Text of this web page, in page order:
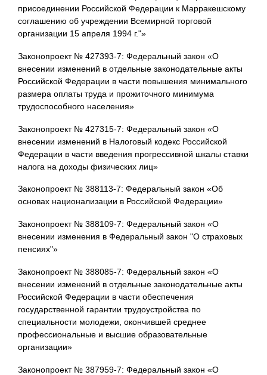
присоединении Российской Федерации к Марракешскому
соглашению об учреждении Всемирной торговой
организации 15 апреля 1994 г."»
Законопроект № 427393-7: Федеральный закон «О
внесении изменений в отдельные законодательные акты
Российской Федерации в части повышения минимального
размера оплаты труда и прожиточного минимума
трудоспособного населения»
Законопроект № 427315-7: Федеральный закон «О
внесении изменений в Налоговый кодекс Российской
Федерации в части введения прогрессивной шкалы ставки
налога на доходы физических лиц»
Законопроект № 388113-7: Федеральный закон «Об
основах национализации в Российской Федерации»
Законопроект № 388109-7: Федеральный закон «О
внесении изменения в Федеральный закон "О страховых
пенсиях"»
Законопроект № 388085-7: Федеральный закон «О
внесении изменений в отдельные законодательные акты
Российской Федерации в части обеспечения
государственной гарантии трудоустройства по
специальности молодежи, окончившей среднее
профессиональные и высшие образовательные
организации»
Законопроект № 387959-7: Федеральный закон «О